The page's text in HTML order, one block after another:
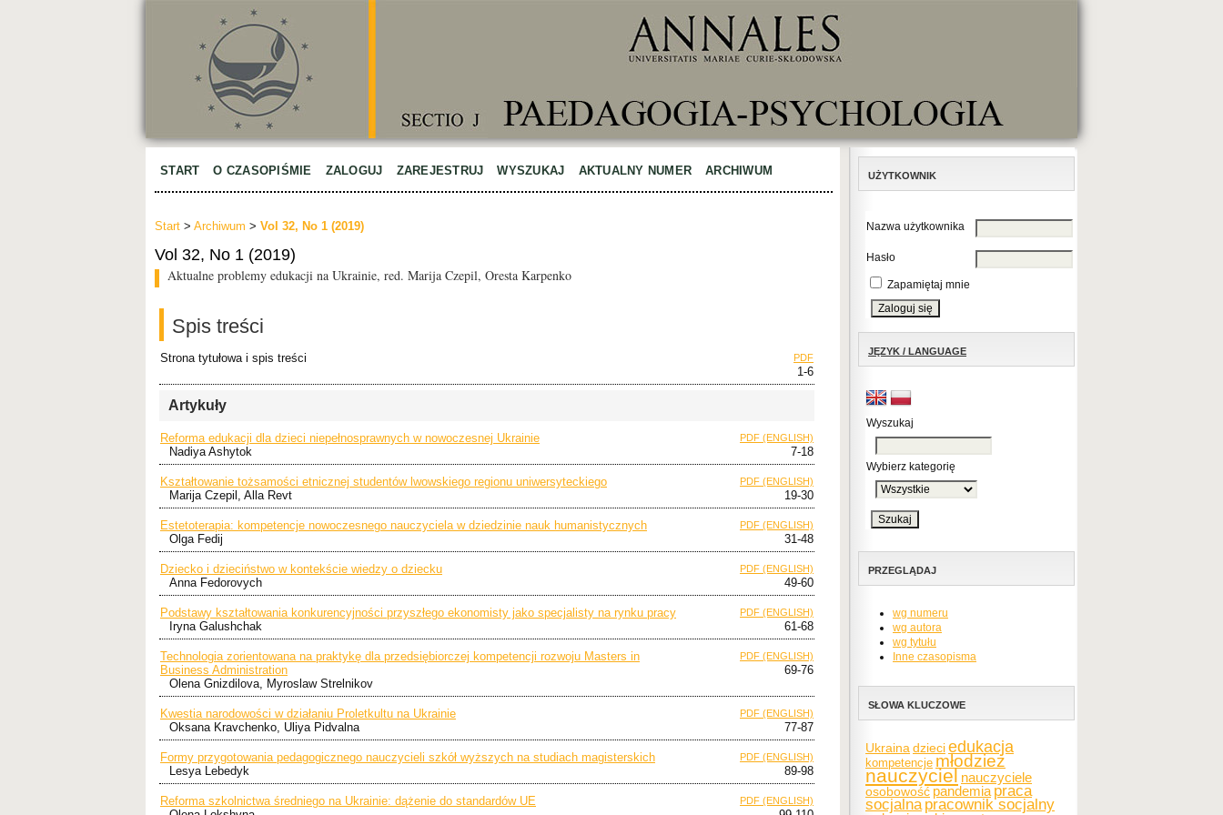
UŻYTKOWNIK
Nazwa użytkownika
Hasło
Zapamiętaj mnie
JĘZYK / LANGUAGE
Wyszukaj
Wybierz kategorię
PRZEGLĄDAJ
wg numeru
wg autora
wg tytułu
Inne czasopisma
SŁOWA KLUCZOWE
Ukraina dzieci edukacja
kompetencje młodzież
nauczyciel nauczyciele
osobowość pandemia praca
socjalna pracownik socjalny
START O CZASOPIŚMIE ZALOGUJ ZAREJESTRUJ WYSZUKAJ AKTUALNY NUMER ARCHIWUM
Start > Archiwum > Vol 32, No 1 (2019)
Vol 32, No 1 (2019)
Aktualne problemy edukacji na Ukrainie, red. Marija Czepil, Oresta Karpenko
Spis treści
Strona tytułowa i spis treści PDF
1-6
Artykuły
Reforma edukacji dla dzieci niepełnosprawnych w nowoczesnej Ukrainie
Nadiya Ashytok
PDF (ENGLISH)
7-18
Kształtowanie tożsamości etnicznej studentów lwowskiego regionu uniwersyteckiego
Marija Czepil, Alla Revt
PDF (ENGLISH)
19-30
Estetoterapia: kompetencje nowoczesnego nauczyciela w dziedzinie nauk humanistycznych
Olga Fedij
PDF (ENGLISH)
31-48
Dziecko i dzieciństwo w kontekście wiedzy o dziecku
Anna Fedorovych
PDF (ENGLISH)
49-60
Podstawy kształtowania konkurencyjności przyszłego ekonomisty jako specjalisty na rynku pracy
Iryna Galushchak
PDF (ENGLISH)
61-68
Technologia zorientowana na praktykę dla przedsiębiorczej kompetencji rozwoju Masters in
Business Administration
Olena Gnizdilova, Myroslaw Strelnikov
PDF (ENGLISH)
69-76
Kwestia narodowości w działaniu Proletkultu na Ukrainie
Oksana Kravchenko, Uliya Pidvalna
PDF (ENGLISH)
77-87
Formy przygotowania pedagogicznego nauczycieli szkół wyższych na studiach magisterskich
Lesya Lebedyk
PDF (ENGLISH)
89-98
Reforma szkolnictwa średniego na Ukrainie: dążenie do standardów UE
PDF (ENGLISH)